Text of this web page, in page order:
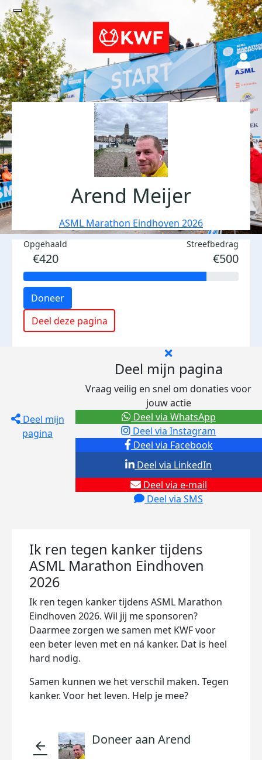
Arend Meijer
ASML Marathon Eindhoven 2026
Opgehaald
€420
Streefbedrag
€500
Doneer
Deel deze pagina
Deel mijn
pagina
Deel mijn pagina
Vraag veilig en snel om donaties voor
jouw actie
Deel via Facebook
Deel via Instagram
Deel via e-mail
Deel via SMS
Deel via LinkedIn
Deel via WhatsApp
Ik ren tegen kanker tijdens
ASML Marathon Eindhoven
2026
Ik ren tegen kanker tijdens ASML Marathon
Eindhoven 2026. Wil jij me sponsoren?
Daarmee zorgen we samen met KWF voor
een beter leven met en ná kanker. Dat is heel
hard nodig.
Samen kunnen we het verschil maken. Tegen
kanker. Voor het leven. Help je mee?
arrow_back Doneer aan Arend